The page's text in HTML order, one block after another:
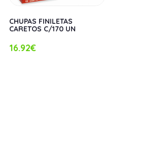
CHUPAS FINILETAS
CARETOS C/170 UN
16.92€